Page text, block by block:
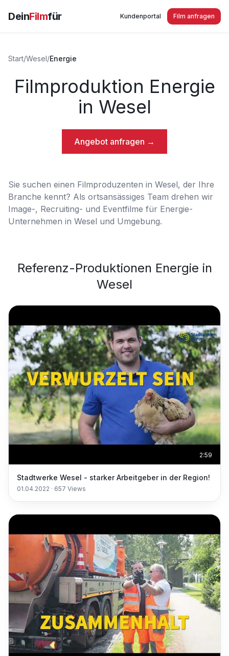
DeinFilmfür Kundenportal Film anfragen
Start/Wesel/Energie
Filmproduktion Energie
in Wesel
Angebot anfragen →
Sie suchen einen Filmproduzenten in Wesel, der Ihre
Branche kennt? Als ortsansässiges Team drehen wir
Image-, Recruiting- und Eventfilme für Energie-
Unternehmen in Wesel und Umgebung.
Referenz-Produktionen Energie in
Wesel
2:59
Stadtwerke Wesel - starker Arbeitgeber in der Region!
01.04.2022 · 657 Views